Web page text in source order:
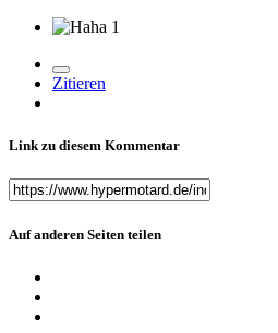
1
Zitieren
Link zu diesem Kommentar
Auf anderen Seiten teilen